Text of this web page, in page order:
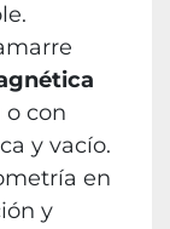
con
y vacío.
en
y